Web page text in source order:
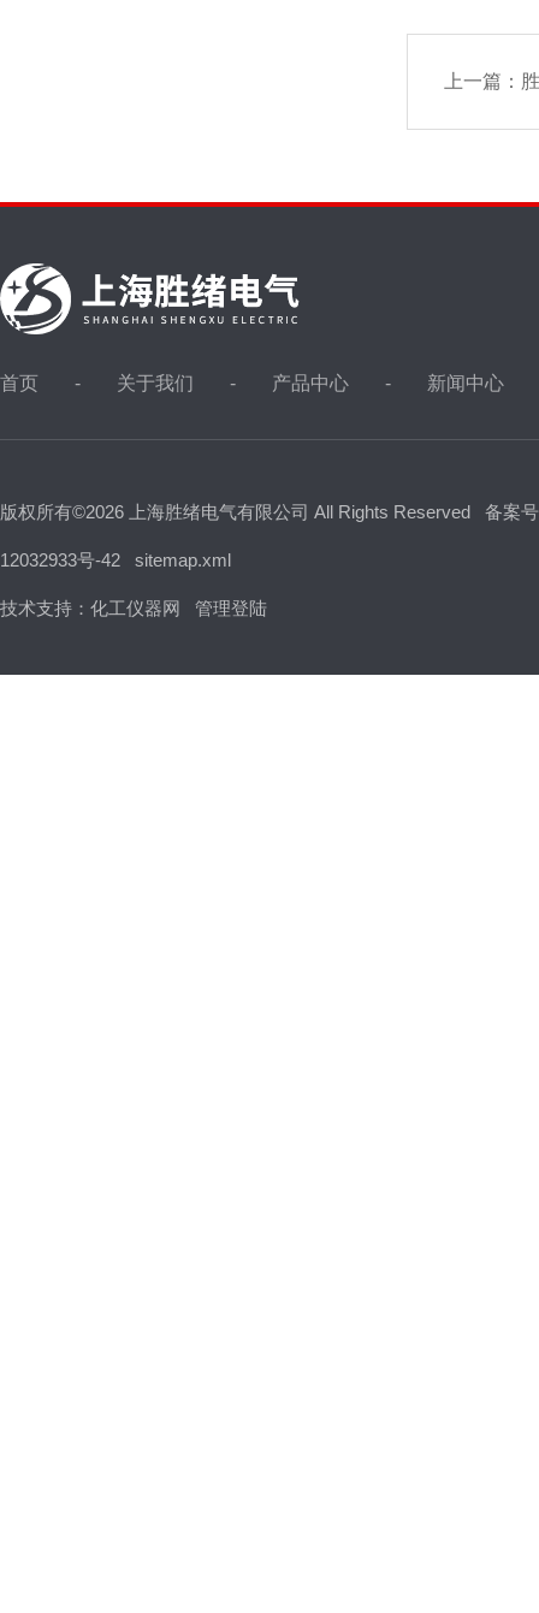
上一篇：
首页 关于我们 产品中心 新闻中心
版权所有©2026 上海胜绪电气有限公司 All Rights Reserved 备案
12032933号-42 sitemap.xml
技术支持： 化工仪器网 管理登陆